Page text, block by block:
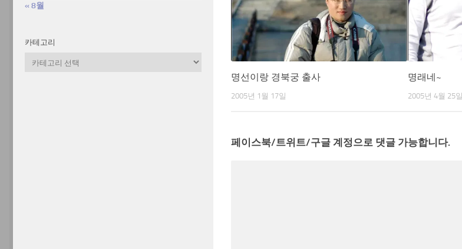
명선이랑 경북궁 출사
2005년 1월 17일
명래네~
2005년 4월 25일
페이스북/트위트/구글 계정으로 댓글 가능합니다.
« 8월
카테고리